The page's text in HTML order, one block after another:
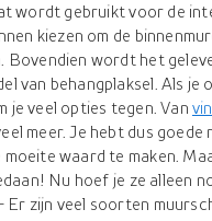
wordt gebruikt voor de
kiezen om de
Bovendien wordt het
van behangplaksel. Als je
je veel opties tegen. Van
meer. Je hebt dus
moeite waard te maken.
Nu hoef je ze alleen
Er zijn veel soorten